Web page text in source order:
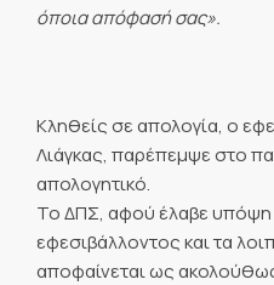
όποια απόφασή σας».
Κληθείς σε απολογία, ο
Λιάγκας, παρέπεμψε στο
απολογητικό.
Το ΔΠΣ, αφού έλαβε
εφεσιβάλλοντος και τα
αποφαίνεται ως